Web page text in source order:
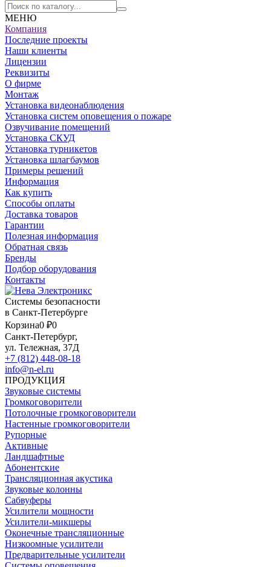
МЕНЮ
Компания
Последние проекты
Наши клиенты
Лицензии
Реквизиты
О фирме
Монтаж
Установка видеонаблюдения
Установка систем оповещения о пожаре
Озвучивание помещений
Установка СКУД
Установка турникетов
Установка шлагбаумов
Примеры решений
Информация
Как купить
Способы оплаты
Доставка товаров
Гарантии
Полезная информация
Обратная связь
Бренды
Подбор оборудования
Контакты
Системы безопасности
в Санкт-Петербурге
Корзина0 ₽0
Санкт-Петербург,
ул. Тележная, 37Д
+7 (812) 448-08-18
info@n-el.ru
ПРОДУКЦИЯ
Звуковые системы
Громкоговорители
Потолочные громкоговорители
Настенные громкоговорители
Рупорные
Активные
Ландшафтные
Абонентские
Трансляционная акустика
Звуковые колонны
Сабвуферы
Усилители мощности
Усилители-микшеры
Оконечные трансляционные
Низкоомные усилители
Предварительные усилители